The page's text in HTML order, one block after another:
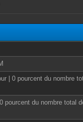
| 0 pourcent du nombre
pourcent du nombre total